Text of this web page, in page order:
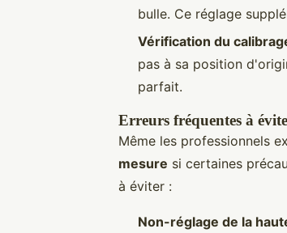
bulle. Ce réglage
Vérification du
pas à sa position
parfait.
Erreurs fréquentes à
Même les professionnels
mesure si certaines
à éviter :
Non-réglage de la